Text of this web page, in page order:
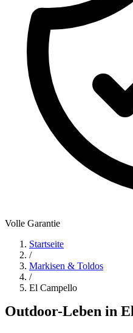
Volle Garantie
Startseite
/
Markisen & Toldos
/
El Campello
Outdoor-Leben in